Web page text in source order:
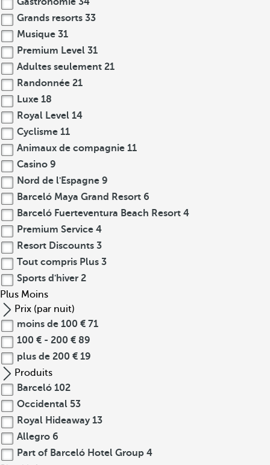
Grands resorts 33
Musique 31
Premium Level 31
Adultes seulement 21
Randonnée 21
Luxe 18
Royal Level 14
Cyclisme 11
Animaux de compagnie 11
Casino 9
Nord de l'Espagne 9
Barceló Maya Grand Resort 6
Barceló Fuerteventura Beach Resort 4
Premium Service 4
Resort Discounts 3
Tout compris Plus 3
Sports d'hiver 2
Plus Moins
Prix (par nuit)
moins de 100 € 71
100 € - 200 € 89
plus de 200 € 19
Produits
Barceló 102
Occidental 53
Royal Hideaway 13
Allegro 6
Part of Barceló Hotel Group 4